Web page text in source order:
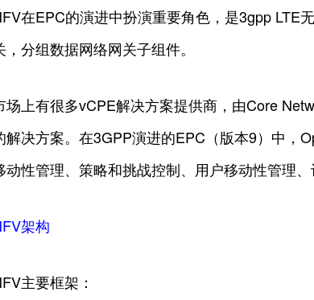
在EPC的演进中扮演重要角色，是3gpp LTE
，分组数据网络网关子组件。
场上有很多vCPE解决方案提供商，由Core
解决方案。在3GPP演进的EPC（版本9）中，
动性管理、策略和挑战控制、用户移动性管理
架构
主要框架：